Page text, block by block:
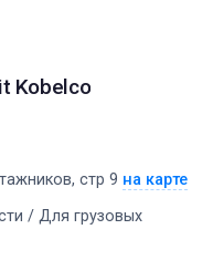
Kobelco
стр 9 на карте
/ Для грузовых